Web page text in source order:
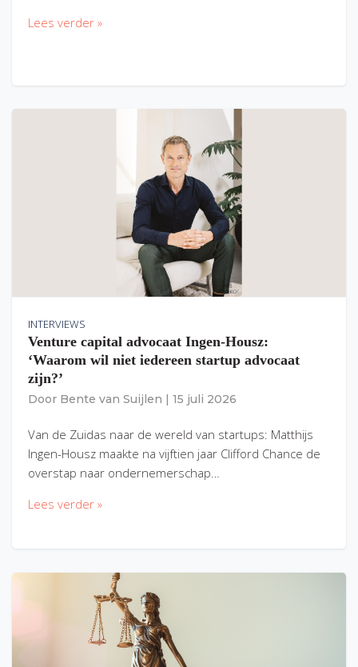
Lees verder »
INTERVIEWS
Venture capital advocaat Ingen-Housz:
‘Waarom wil niet iedereen startup advocaat
zijn?’
Door Bente van Suijlen 15 juli 2026
Van de Zuidas naar de wereld van startups: Matthijs
Ingen-Housz maakte na vijftien jaar Clifford Chance de
overstap naar ondernemerschap…
Lees verder »